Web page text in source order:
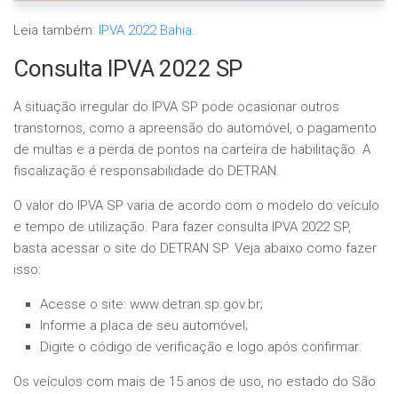
Leia também: IPVA 2022 Bahia.
Consulta IPVA 2022 SP
A situação irregular do IPVA SP pode ocasionar outros
transtornos, como a apreensão do automóvel, o pagamento
de multas e a perda de pontos na carteira de habilitação. A
fiscalização é responsabilidade do DETRAN.
O valor do IPVA SP varia de acordo com o modelo do veículo
e tempo de utilização. Para fazer consulta IPVA 2022 SP,
basta acessar o site do DETRAN SP. Veja abaixo como fazer
isso:
Acesse o site: www.detran.sp.gov.br;
Informe a placa de seu automóvel;
Digite o código de verificação e logo após confirmar.
Os veículos com mais de 15 anos de uso, no estado do São